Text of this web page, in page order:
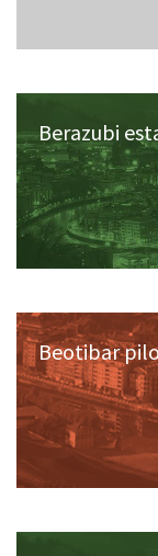
Berazubi
Beotibar